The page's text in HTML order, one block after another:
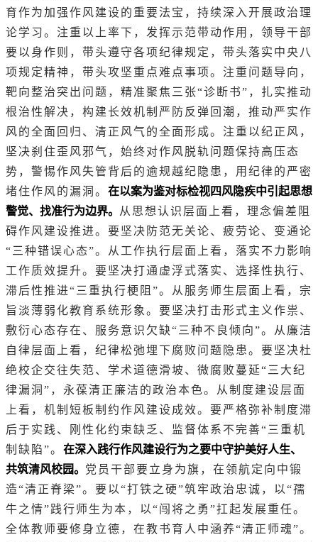
育作为加强作风建设的重要法宝，持续深入开展政治理
论学习。注重以上率下，发挥示范带动作用，领导干部
要以身作则，带头遵守各项纪律规定，带头落实中央八
项规定精神，带头攻坚重点难点事项。注重问题导向，
靶向整治突出问题，精准聚焦三张“诊断书”，扎实推动
根治性解决，构建长效机制严防反弹回潮，推动严实作
风的全面回归、清正风气的全面形成。注重以纪正风，
坚决刹住歪风邪气，始终对作风脱轨问题保持高压态
势，警惕作风失管背后的逾规越纪隐患，用纪律的严密
堵住作风的漏洞。 在以案为鉴对标检视四风隐疾中引起思想
警觉、找准行为边界。
从思想认识层面上看，理念偏差阻
碍作风建设推进。要坚决防范无关论、疲劳论、变通论
“三种错误心态”。从工作执行层面上看，落实不力影响
工作质效提升。要坚决打通虚浮式落实、选择性执行、
滞后性推进“三重执行梗阻”。从服务师生层面上看，宗
旨淡薄弱化教育系统形象。要坚决打击形式主义作祟、
敷衍心态存在、服务意识欠缺“三种不良倾向”。从廉洁
自律层面上看，纪律松弛埋下腐败问题隐患。要坚决杜
绝校企交往失范、学术道德滑坡、微腐败蔓延“三大纪
律漏洞”，永葆清正廉洁的政治本色。从制度建设层面
上看，机制短板制约作风建设成效。要严格弥补制度滞
后于实践、刚性化约束缺乏、监督体系不完善“三重机
制缺陷”。 在深入践行作风建设行为之要中守护美好人生、
共筑清风校园。 党员干部要立身为旗，在领航定向中锻
造“清正脊梁”。要以“打铁之硬”筑牢政治忠诚，以“孺
牛之情”践行师生为本，以“闯将之勇”扛起发展重任。
全体教师要修身立德，在教书育人中涵养“清正师魂”。